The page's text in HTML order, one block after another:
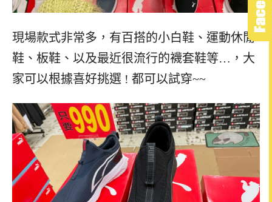
現場款式非常多，有百搭的小白鞋、運動休閒
鞋、板鞋、以及最近很流行的襪套鞋等…，大
家可以根據喜好挑選 ! 都可以試穿~~